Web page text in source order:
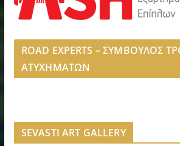
ROAD EXPERTS – ΣΥΜΒΟΥΛΟΣ
ΑΤΥΧΗΜΑΤΩΝ
SEVASTI ART GALLERY